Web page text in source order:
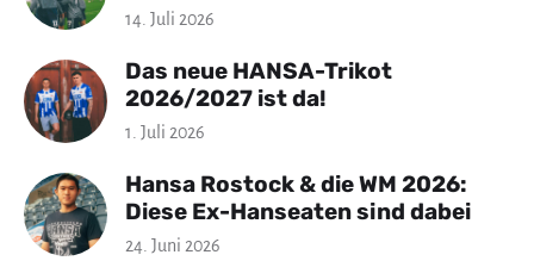
14. Juli 2026
Das neue HANSA-Trikot
2026/2027 ist da!
1. Juli 2026
Hansa Rostock & die WM 2026:
Diese Ex-Hanseaten sind dabei
24. Juni 2026